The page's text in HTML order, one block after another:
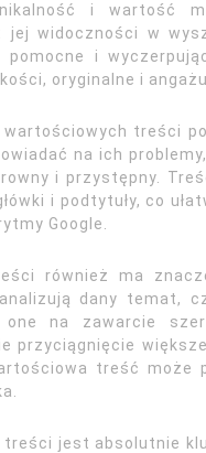
i wartość
jej widoczności w
pomocne i
oryginalne i
treści
na ich
i przystępny.
i podtytuły, co
Google.
również ma
analizują dany temat,
one na zawarcie
przyciągnięcie
treść może
treści jest absolutnie